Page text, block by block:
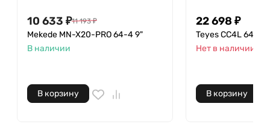
10 633 ₽11 193 ₽
Mekede MN-X20-PRO 64-4 9"
В наличии
В корзину
22 698 ₽
Teyes CC4L 64-6
Нет в наличии
В корзину